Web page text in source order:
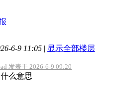
6-9 11:05 | 显示全部楼层
发表于 2026-6-9 09:20
么意思